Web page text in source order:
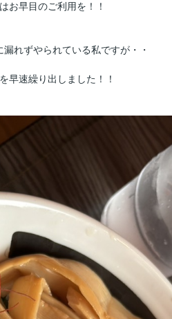
お早目のご利用を！！
れずやられている私ですが・・
早速繰り出しました！！